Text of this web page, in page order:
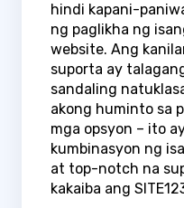
hindi kapani-
ng paglikha ng
website. Ang
suporta ay
sandaling
akong huminto sa
mga opsyon – ito
kumbinasyon ng
at top-notch na
kakaiba ang